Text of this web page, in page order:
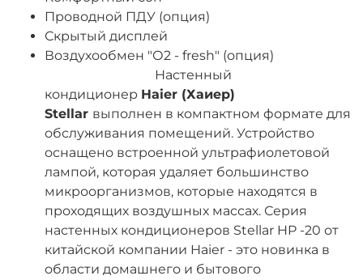
Проводной ПДУ (опция)
Скрытый дисплей
Воздухообмен "О2 - fresh" (опция)
Настенный
кондиционер Haier (Хаиер)
Stellar выполнен в компактном формате для
обслуживания помещений. Устройство
оснащено встроенной ультрафиолетовой
лампой, которая удаляет большинство
микроорганизмов, которые находятся в
проходящих воздушных массах. Серия
настенных кондиционеров Stellar HP -20 от
китайской компании Haier - это новинка в
области домашнего и бытового